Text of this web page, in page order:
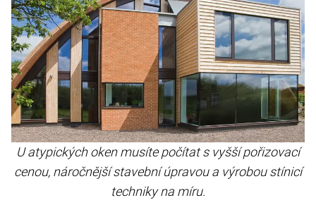
U atypických oken musíte počítat s vyšší pořizovací
cenou, náročnější stavební úpravou a výrobou stínicí
techniky na míru.